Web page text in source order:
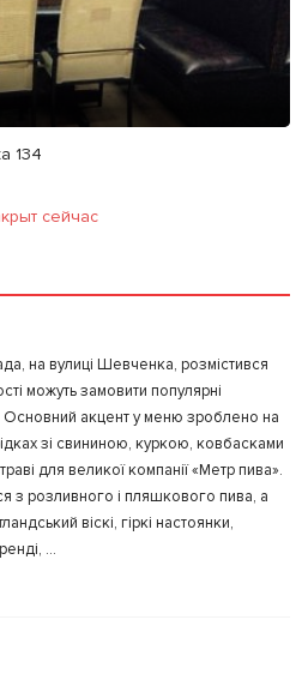
134
сейчас
на вулиці Шевченка, розмістився
можуть замовити популярні
Основний акцент у меню зроблено на
зі свининою, куркою, ковбасками
для великої компанії «Метр пива».
з розливного і пляшкового пива, а
віскі, гіркі настоянки,
...